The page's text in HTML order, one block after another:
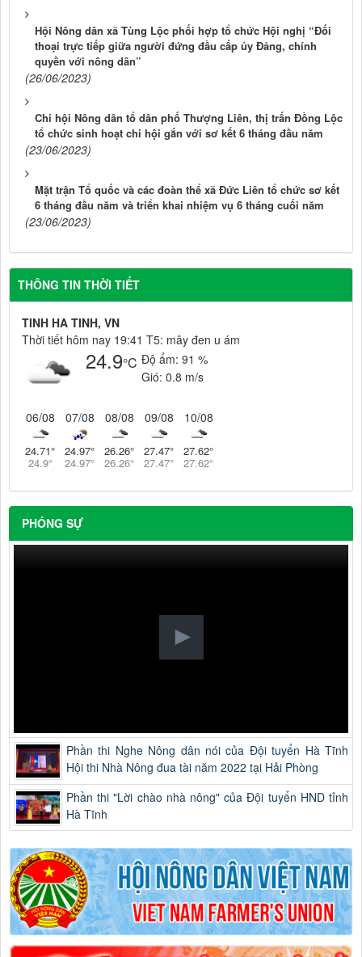
Hội Nông dân xã Tùng Lộc phối hợp tổ chức Hội nghị “Đối
thoại trực tiếp giữa người đứng đầu cấp ủy Đảng, chính
quyền với nông dân”
(26/06/2023)
Chi hội Nông dân tổ dân phố Thượng Liên, thị trấn Đồng Lộc
tổ chức sinh hoạt chi hội gắn với sơ kết 6 tháng đầu năm
(23/06/2023)
Mặt trận Tổ quốc và các đoàn thể xã Đức Liên tổ chức sơ kết
6 tháng đầu năm và triển khai nhiệm vụ 6 tháng cuối năm
(23/06/2023)
THÔNG TIN THỜI TIẾT
TINH HA TINH, VN
Thời tiết hôm nay 19:41 T5: mây đen u ám
24.9°C Độ ẩm: 91 %
Gió: 0.8 m/s
06/08
24.71°
24.9°
07/08
24.97°
24.97°
08/08
26.26°
26.26°
09/08
27.47°
27.47°
10/08
27.62°
27.62°
PHÓNG SỰ
Phần thi Nghe Nông dân nói của Đội tuyển Hà Tĩnh
Hội thi Nhà Nông đua tài năm 2022 tại Hải Phòng
Phần thi "Lời chào nhà nông" của Đội tuyển HND tỉnh
Hà Tĩnh